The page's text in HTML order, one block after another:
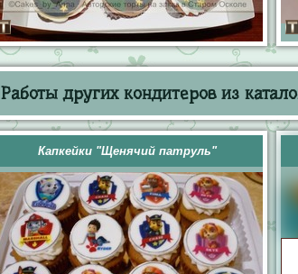
Работы других кондитеров из
Капкейки "Щенячий патруль"